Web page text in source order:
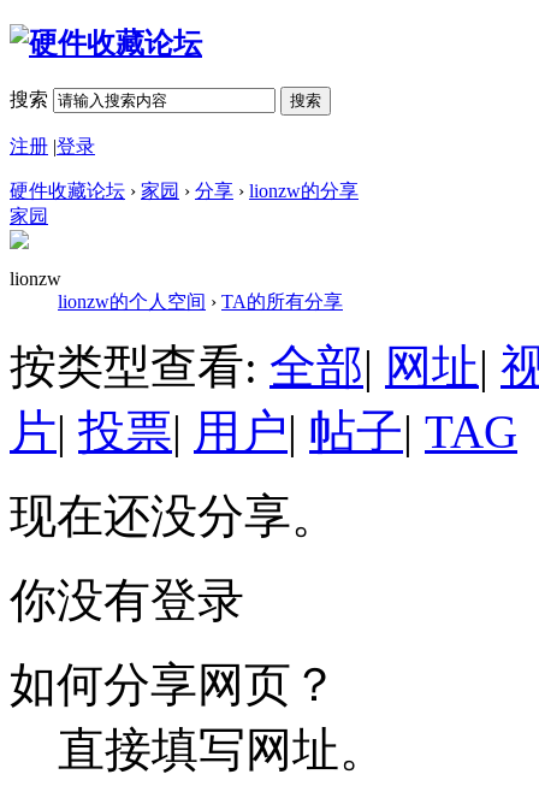
搜索 搜索
注册 |登录
硬件收藏论坛 › 家园 › 分享 › lionzw的分享
家园
lionzw
lionzw的个人空间 › TA的所有分享
按类型查看: 全部| 网址|
片| 投票| 用户| 帖子| TAG
现在还没分享。
你没有登录
如何分享网页？
直接填写网址。